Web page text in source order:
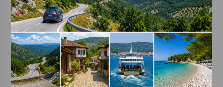
Votavžatský ploty
23. 7. 2026
Letní koncerty ve Stromovce: Rufus Miller
22. 7. 2026